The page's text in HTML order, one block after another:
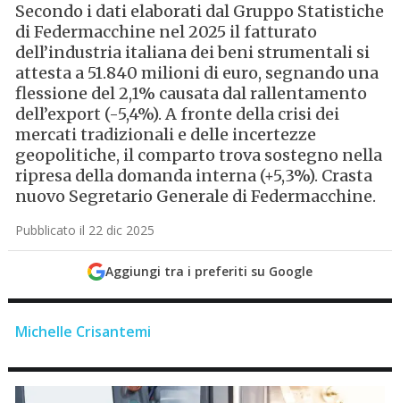
Secondo i dati elaborati dal Gruppo Statistiche
di Federmacchine nel 2025 il fatturato
dell’industria italiana dei beni strumentali si
attesta a 51.840 milioni di euro, segnando una
flessione del 2,1% causata dal rallentamento
dell’export (-5,4%). A fronte della crisi dei
mercati tradizionali e delle incertezze
geopolitiche, il comparto trova sostegno nella
ripresa della domanda interna (+5,3%). Crasta
nuovo Segretario Generale di Federmacchine.
Pubblicato il 22 dic 2025
Aggiungi tra i preferiti su Google
Michelle Crisantemi